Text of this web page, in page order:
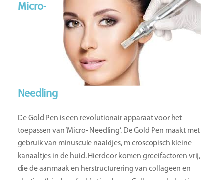
Micro-
Needling
De Gold Pen is een revolutionair apparaat voor het
toepassen van ‘Micro- Needling’. De Gold Pen maakt met
gebruik van minuscule naaldjes, microscopisch kleine
kanaaltjes in de huid. Hierdoor komen groeifactoren vrij,
die de aanmaak en herstructurering van collageen en